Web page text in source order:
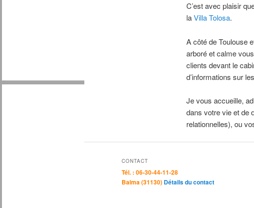
C’est avec plaisir
laVilla Tolosa.
A côté de Toulouse
arboré et calme
clients devant le
d’informations sur
Je vous accueille,
dans votre vie et de
relationnelles), ou
CONTACT
Tél. : 06-30-44-11-28
Balma (31130) Détails du contact